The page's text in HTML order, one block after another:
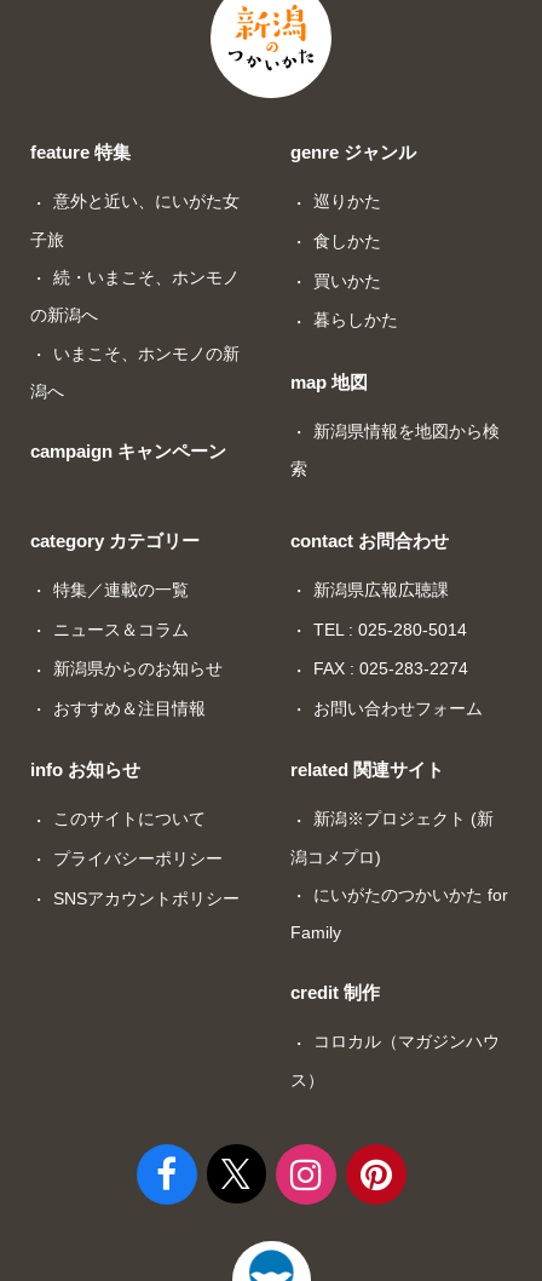
feature 特集
意外と近い、にいがた女
子旅
続・いまこそ、ホンモノ
の新潟へ
いまこそ、ホンモノの新
潟へ
campaign キャンペーン
genre ジャンル
巡りかた
食しかた
買いかた
暮らしかた
map 地図
新潟県情報を地図から検
索
category カテゴリー
特集／連載の一覧
ニュース＆コラム
新潟県からのお知らせ
おすすめ＆注目情報
info お知らせ
このサイトについて
プライバシーポリシー
SNSアカウントポリシー
contact お問合わせ
新潟県広報広聴課
TEL : 025-280-5014
FAX : 025-283-2274
お問い合わせフォーム
related 関連サイト
新潟※プロジェクト (新
潟コメプロ)
にいがたのつかいかた for
Family
credit 制作
コロカル（マガジンハウ
ス）